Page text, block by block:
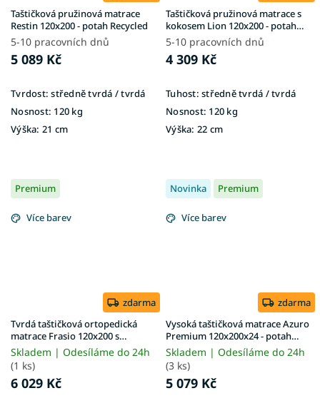
Taštičková pružinová matrace
Restin 120x200 - potah Recycled
5-10 pracovních dnů
5 089 Kč
Tvrdost: středně tvrdá / tvrdá
Nosnost: 120 kg
Výška: 21 cm
Taštičková pružinová matrace s
kokosem Lion 120x200 - potah
Gold
5-10 pracovních dnů
4 309 Kč
Tuhost: středně tvrdá / tvrdá
Nosnost: 120 kg
Výška: 22 cm
Premium
Více barev
zdarma
Tvrdá taštičková ortopedická
matrace Frasio 120x200 s
kokosem
Skladem | Odesíláme do 24h
(1 ks)
6 029 Kč
Novinka Premium
Více barev
zdarma
Vysoká taštičková matrace Azuro
Premium 120x200x24 - potah
Exclusive Premium
Skladem | Odesíláme do 24h
(3 ks)
5 079 Kč